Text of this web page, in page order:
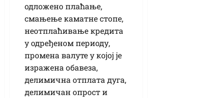
одложено плаћање,
смањење каматне стопе,
неотплаћивање кредита
у одређеном периоду,
промена валуте у којој је
изражена обавеза,
делимична отплата дуга,
делимичан опрост и